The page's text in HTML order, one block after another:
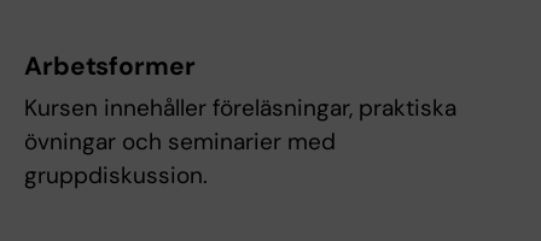
Arbetsformer
Kursen innehåller föreläsningar, praktiska
övningar och seminarier med
gruppdiskussion.